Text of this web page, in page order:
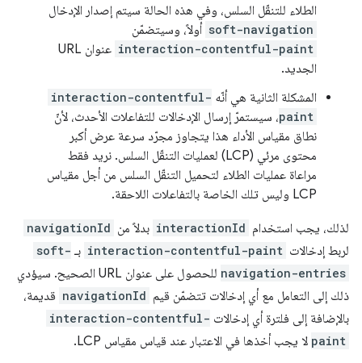
الطلاء للتنقّل السلس، وفي هذه الحالة سيتم إصدار الإدخال
soft-navigation أولاً، وسيتضمّن
interaction-contentful-paint
عنوان URL
الجديد.
المشكلة الثانية هي أنّه interaction-contentful-
paint، سيستمرّ إرسال الإدخالات للتفاعلات الأحدث، لأنّ
نطاق مقياس الأداء هذا يتجاوز مجرّد سرعة عرض أكبر
محتوى مرئي (LCP) لعمليات التنقّل السلس. نريد فقط
مراعاة عمليات الطلاء لتحميل التنقّل السلس من أجل مقياس
LCP وليس تلك الخاصة بالتفاعلات اللاحقة.
لذلك، يجب استخدام interactionId بدلاً من navigationId
لربط إدخالات interaction-contentful-paint بـ soft-
navigation-entries
للحصول على عنوان URL الصحيح. سيؤدي
ذلك إلى التعامل مع أي إدخالات تتضمّن قيم navigationId قديمة،
بالإضافة إلى فلترة أي إدخالات interaction-contentful-
paint لا يجب أخذها في الاعتبار عند قياس مقياس LCP.